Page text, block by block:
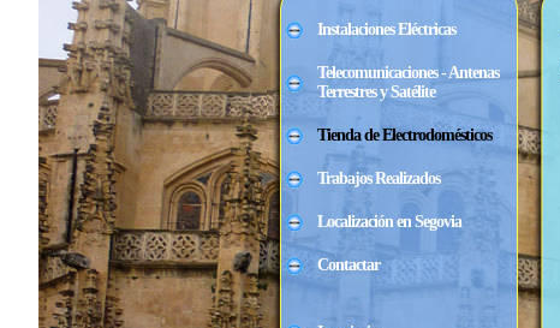
Instalaciones Eléctricas
Telecomunicaciones - Antenas
Terrestres y Satélite
Tienda de Electrodomésticos
Trabajos Realizados
Localización en Segovia
Contactar